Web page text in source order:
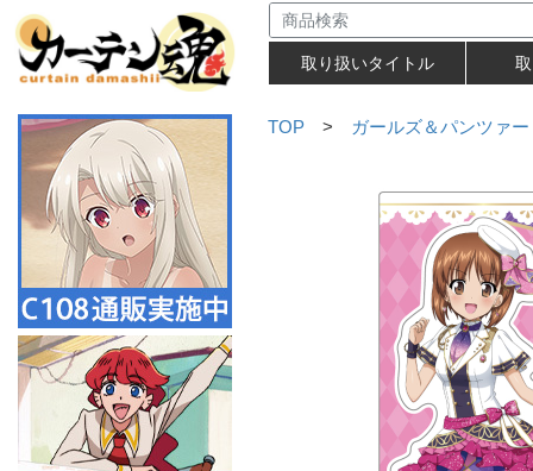
取り扱いタイトル
TOP > ガールズ＆パンツァ